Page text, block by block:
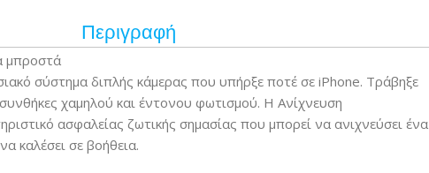
Περιγραφή
μπροστά
σύστημα διπλής κάμερας που υπήρξε ποτέ σε iPhone. Τράβηξε
χαμηλού και έντονου φωτισμού. Η Ανίχνευση
ασφαλείας ζωτικής σημασίας που μπορεί να ανιχνεύσει ένα
καλέσει σε βοήθεια.